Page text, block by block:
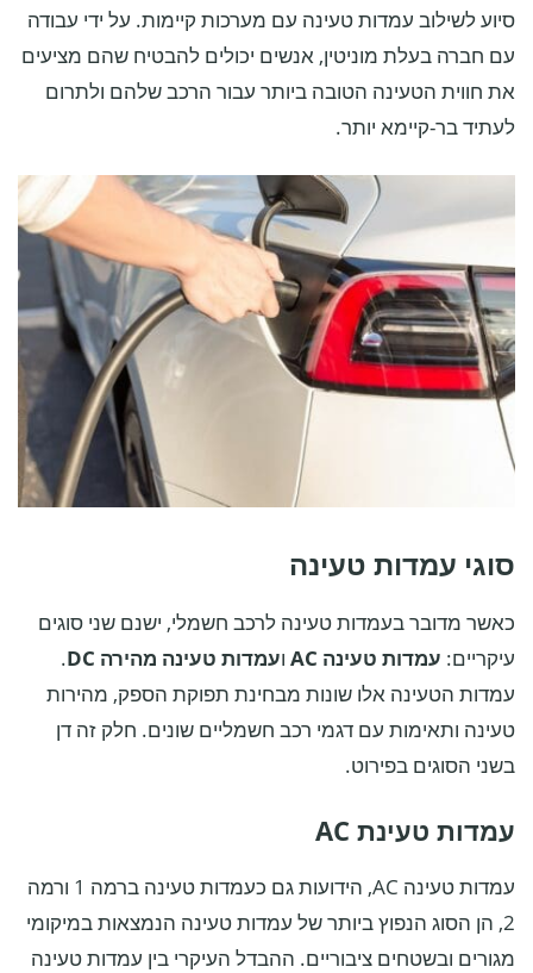
סיוע לשילוב עמדות טעינה עם מערכות קיימות. על ידי עבודה
עם חברה בעלת מוניטין, אנשים יכולים להבטיח שהם מציעים
את חווית הטעינה הטובה ביותר עבור הרכב שלהם ולתרום
לעתיד בר-קיימא יותר.
סוגי עמדות טעינה
כאשר מדובר בעמדות טעינה לרכב חשמלי, ישנם שני סוגים
עיקריים: עמדות טעינה AC ועמדות טעינה מהירה DC
.
עמדות הטעינה אלו שונות מבחינת תפוקת הספק, מהירות
טעינה ותאימות עם דגמי רכב חשמליים שונים. חלק זה דן
בשני הסוגים בפירוט.
עמדות טעינת AC
עמדות טעינה AC, הידועות גם כעמדות טעינה ברמה 1 ורמה
2, הן הסוג הנפוץ ביותר של עמדות טעינה הנמצאות במיקומי
מגורים ובשטחים ציבוריים. ההבדל העיקרי בין עמדות טעינה